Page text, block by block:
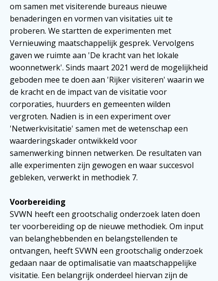
om samen met visiterende bureaus nieuwe
benaderingen en vormen van visitaties uit te
proberen. We startten de experimenten met
Vernieuwing maatschappelijk gesprek. Vervolgens
gaven we ruimte aan 'De kracht van het lokale
woonnetwerk'. Sinds maart 2021 werd de mogelijkheid
geboden mee te doen aan 'Rijker visiteren' waarin we
de kracht en de impact van de visitatie voor
corporaties, huurders en gemeenten wilden
vergroten. Nadien is in een experiment over
'Netwerkvisitatie' samen met de wetenschap een
waarderingskader ontwikkeld voor
samenwerking binnen netwerken. De resultaten van
alle experimenten zijn gewogen en waar succesvol
gebleken, verwerkt in methodiek 7.
Voorbereiding
SVWN heeft een grootschalig onderzoek laten doen
ter voorbereiding op de nieuwe methodiek. Om input
van belanghebbenden en belangstellenden te
ontvangen, heeft SVWN een grootschalig onderzoek
gedaan naar de optimalisatie van maatschappelijke
visitatie. Een belangrijk onderdeel hiervan zijn de